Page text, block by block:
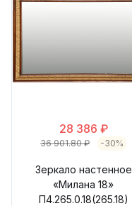
28 386 ₽
36 901.80₽ -30%
Зеркало настенное
«Милана 18»
П4.265.0.18(265.18)